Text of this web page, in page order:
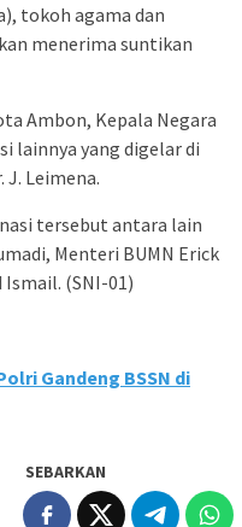
tokoh agama dan
menerima suntikan
Ambon, Kepala Negara
lainnya yang digelar di
J. Leimena.
tersebut antara lain
Menteri BUMN Erick
Ismail. (SNI-01)
Gandeng BSSN di
SEBARKAN